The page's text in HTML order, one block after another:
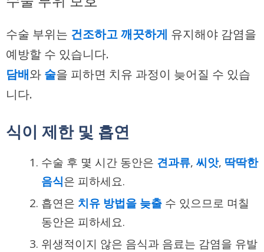
수술 부위는 건조하고 깨끗하게 유지해야 감염을
예방할 수 있습니다.
담배와 술을 피하면 치유 과정이 늦어질 수 있습
니다.
식이 제한 및 흡연
수술 후 몇 시간 동안은 견과류, 씨앗, 딱딱한
음식은 피하세요.
흡연은 치유 방법을 늦출 수 있으므로 며칠
동안은 피하세요.
위생적이지 않은 음식과 음료는 감염을 유발